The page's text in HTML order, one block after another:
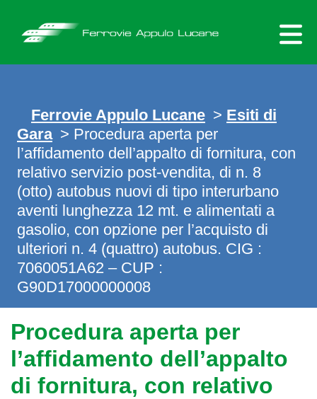
content
Ferrovie Appulo Lucane > Esiti di
Gara > Procedura aperta per
l’affidamento dell’appalto di fornitura, con
relativo servizio post-vendita, di n. 8
(otto) autobus nuovi di tipo interurbano
aventi lunghezza 12 mt. e alimentati a
gasolio, con opzione per l’acquisto di
ulteriori n. 4 (quattro) autobus. CIG :
7060051A62 – CUP :
G90D17000000008
Procedura aperta per
l’affidamento dell’appalto
di fornitura, con relativo